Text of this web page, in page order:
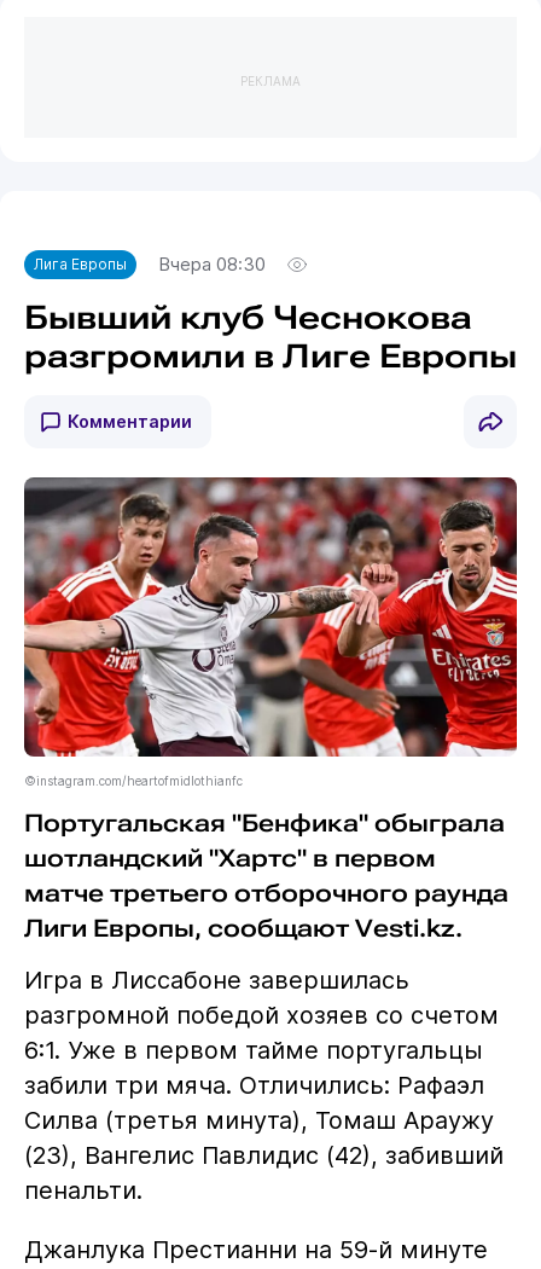
РЕКЛАМА
Лига Европы Вчера 08:30
Бывший клуб Чеснокова
разгромили в Лиге Европы
Комментарии
©instagram.com/heartofmidlothianfc
Португальская "Бенфика" обыграла
шотландский "Хартс" в первом
матче третьего отборочного раунда
Лиги Европы, сообщают Vesti.kz.
Игра в Лиссабоне завершилась
разгромной победой хозяев со счетом
6:1. Уже в первом тайме португальцы
забили три мяча. Отличились: Рафаэл
Силва (третья минута), Томаш Араужу
(23), Вангелис Павлидис (42), забивший
пенальти.
Джанлука Престианни на 59-й минуте